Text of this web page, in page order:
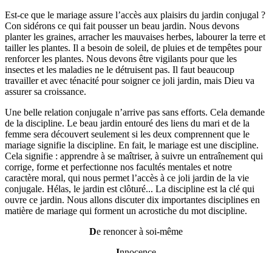
Est-ce que le mariage assure l’accès aux plaisirs du jardin conjugal ?
Con sidérons ce qui fait pousser un beau jardin. Nous devons
planter les graines, arracher les mauvaises herbes, labourer la terre et
tailler les plantes. Il a besoin de soleil, de pluies et de tempêtes pour
renforcer les plantes. Nous devons être vigilants pour que les
insectes et les maladies ne le détruisent pas. Il faut beaucoup
travailler et avec ténacité pour soigner ce joli jardin, mais Dieu va
assurer sa croissance.
Une belle relation conjugale n’arrive pas sans efforts. Cela demande
de la discipline. Le beau jardin entouré des liens du mari et de la
femme sera découvert seulement si les deux comprennent que le
mariage signifie la discipline. En fait, le mariage est une discipline.
Cela signifie : apprendre à se maîtriser, à suivre un entraînement qui
corrige, forme et perfectionne nos facultés mentales et notre
caractère moral, qui nous permet l’accès à ce joli jardin de la vie
conjugale. Hélas, le jardin est clôturé... La discipline est la clé qui
ouvre ce jardin. Nous allons discuter dix importantes disciplines en
matière de mariage qui forment un acrostiche du mot discipline.
De renoncer à soi-même